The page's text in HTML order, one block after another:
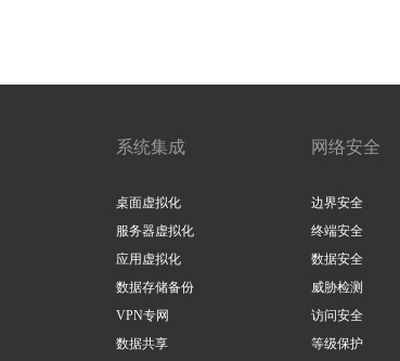
系统集成
桌面虚拟化
服务器虚拟化
应用虚拟化
数据存储备份
VPN专网
数据共享
网络安全
边界安全
终端安全
数据安全
威胁检测
访问安全
等级保护